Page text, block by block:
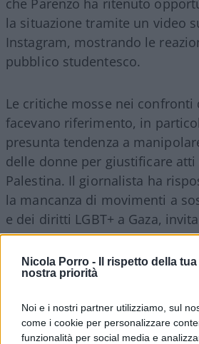
Nicola Porro -
Il rispetto della
nostra priorità
Noi e i nostri partner utilizziamo, sul
come i cookie per personalizzare
funzionalità per social media e
la situazione tramite un video
Instagram, mostrando le
pubblico studentesco.
Le critiche mosse nei confronti
facevano riferimento, in
presunta tendenza a
delle donne per giustificare
Palestina. Il giornalista ha
la mancanza di movimenti a
e dei diritti LGBT+ a Gaza,
confronto diretto sul palco.
successo. “Non mi vogliono far
dire Parenzo in un video. “Lei è
giustificare il genocidio in atto
ha fatto con l’Afghanistan e